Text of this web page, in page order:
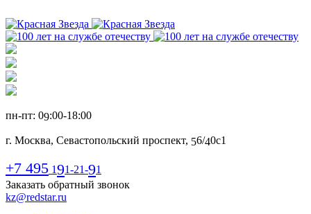
пн-пт: 09:00-18:00
г. Москва, Севастопольский проспект, 56/40с1
+7 495 191-21-91
Заказать обратный звонок
kz@redstar.ru